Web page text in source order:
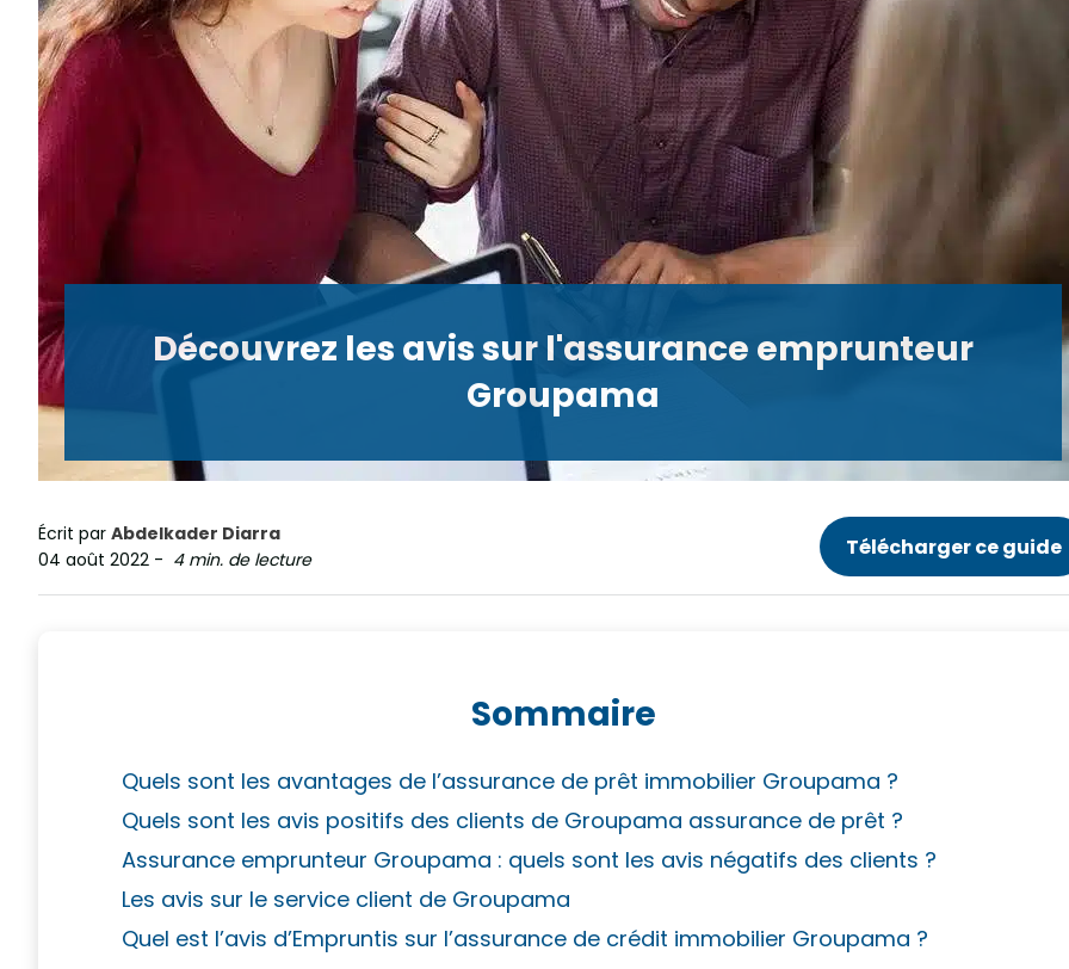
Découvrez les avis sur l'assurance emprunteur
Groupama
Écrit par Abdelkader Diarra
04 août 2022 - 4 min. de lecture Télécharger ce guide
Sommaire
Quels sont les avantages de l’assurance de prêt immobilier Groupama ?
Quels sont les avis positifs des clients de Groupama assurance de prêt ?
Assurance emprunteur Groupama : quels sont les avis négatifs des clients ?
Les avis sur le service client de Groupama
Quel est l’avis d’Empruntis sur l’assurance de crédit immobilier Groupama ?